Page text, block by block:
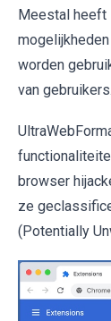
Meestal heeft
worden
van gebruikers.
browser
ze
(Potentially